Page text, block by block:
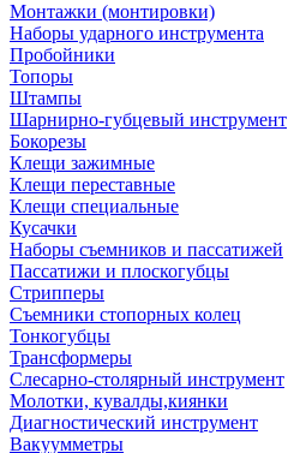
Монтажки (монтировки)
Наборы ударного инструмента
Пробойники
Топоры
Штампы
Шарнирно-губцевый инструмент
Бокорезы
Клещи зажимные
Клещи переставные
Клещи специальные
Кусачки
Наборы съемников и пассатижей
Пассатижи и плоскогубцы
Стрипперы
Съемники стопорных колец
Тонкогубцы
Трансформеры
Слесарно-столярный инструмент
Молотки, кувалды,киянки
Диагностический инструмент
Вакуумметры